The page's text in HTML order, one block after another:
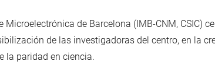
Microelectrónica de Barcelona (IMB-CNM, CSIC)
de las investigadoras del centro, en la
la paridad en ciencia.